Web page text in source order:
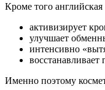
Кроме того английская
активизирует
улучшает
интенсивно
восстанавливает
Именно поэтому